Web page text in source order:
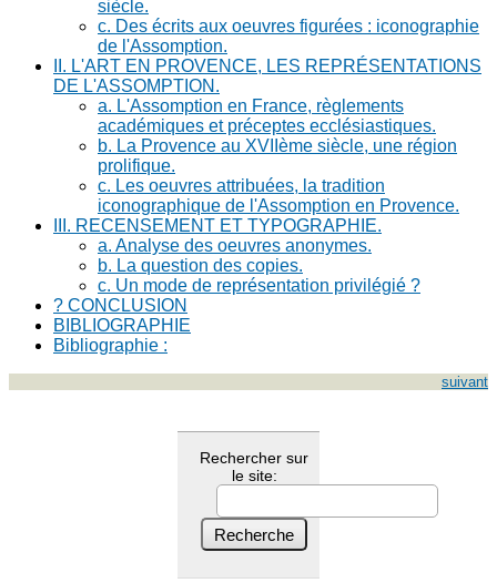
siècle.
c. Des écrits aux oeuvres figurées : iconographie
de l'Assomption.
II. L'ART EN PROVENCE, LES REPRÉSENTATIONS
DE L'ASSOMPTION.
a. L'Assomption en France, règlements
académiques et préceptes ecclésiastiques.
b. La Provence au XVIIème siècle, une région
prolifique.
c. Les oeuvres attribuées, la tradition
iconographique de l'Assomption en Provence.
III. RECENSEMENT ET TYPOGRAPHIE.
a. Analyse des oeuvres anonymes.
b. La question des copies.
c. Un mode de représentation privilégié ?
? CONCLUSION
BIBLIOGRAPHIE
Bibliographie :
suivant
Rechercher sur
le site: